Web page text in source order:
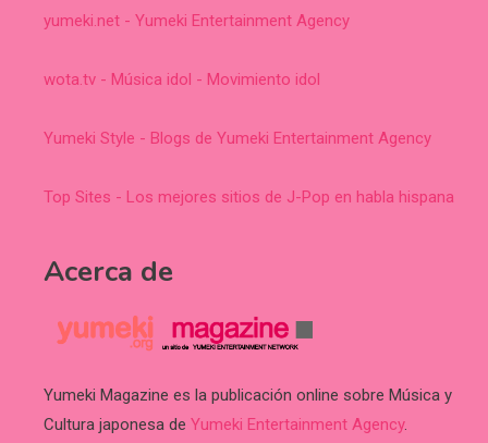
yumeki.net - Yumeki Entertainment Agency
wota.tv - Música idol - Movimiento idol
Yumeki Style - Blogs de Yumeki Entertainment Agency
Top Sites - Los mejores sitios de J-Pop en habla hispana
Acerca de
Yumeki Magazine es la publicación online sobre Música y
Cultura japonesa de Yumeki Entertainment Agency.